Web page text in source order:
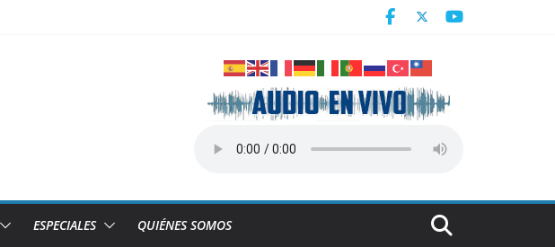
y el lesionado en el derrumbe de la ESBEC 1, en Remedios
Mundial por la UNESCO
ESPECIALES QUIÉNES SOMOS